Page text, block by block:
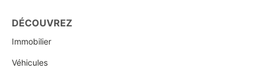
DÉCOUVREZ
Immobilier
Véhicules